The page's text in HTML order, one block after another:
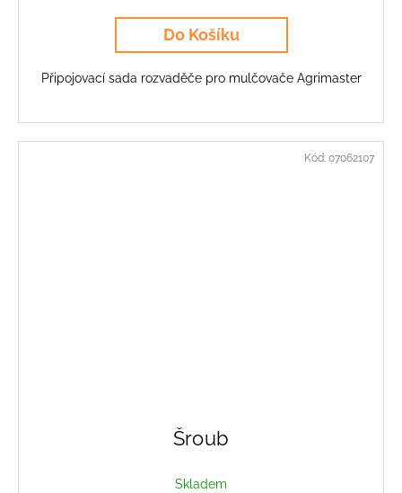
Do Košíku
Připojovací sada rozvaděče pro mulčovače Agrimaster
Šroub
Skladem
Kód: 07062107